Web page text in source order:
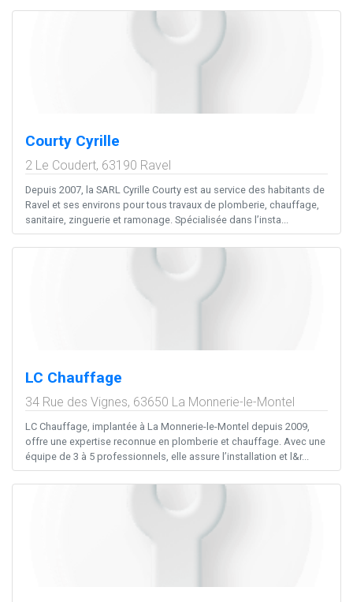
Courty Cyrille
2 Le Coudert, 63190 Ravel
Depuis 2007, la SARL Cyrille Courty est au service des habitants de
Ravel et ses environs pour tous travaux de plomberie, chauffage,
sanitaire, zinguerie et ramonage. Spécialisée dans l’insta...
LC Chauffage
34 Rue des Vignes, 63650 La Monnerie-le-Montel
LC Chauffage, implantée à La Monnerie-le-Montel depuis 2009,
offre une expertise reconnue en plomberie et chauffage. Avec une
équipe de 3 à 5 professionnels, elle assure l’installation et l&r...